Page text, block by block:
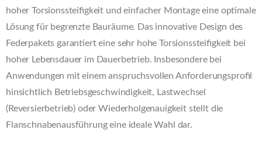
hoher Torsionssteifigkeit und einfacher Montage eine optimale
Lösung für begrenzte Bauräume. Das innovative Design des
Federpakets garantiert eine sehr hohe Torsionssteifigkeit bei
hoher Lebensdauer im Dauerbetrieb. Insbesondere bei
Anwendungen mit einem anspruchsvollen Anforderungsprofil
hinsichtlich Betriebsgeschwindigkeit, Lastwechsel
(Reversierbetrieb) oder Wiederholgenauigkeit stellt die
Flanschnabenausführung eine ideale Wahl dar.